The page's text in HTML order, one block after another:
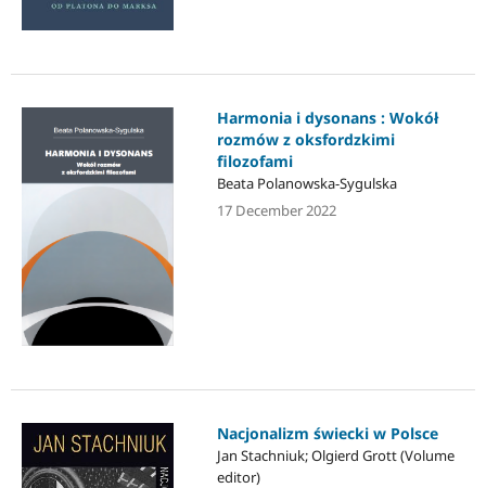
Harmonia i dysonans : Wokół
rozmów z oksfordzkimi
filozofami
Beata Polanowska-Sygulska
17 December 2022
Nacjonalizm świecki w Polsce
Jan Stachniuk; Olgierd Grott (Volume
editor)